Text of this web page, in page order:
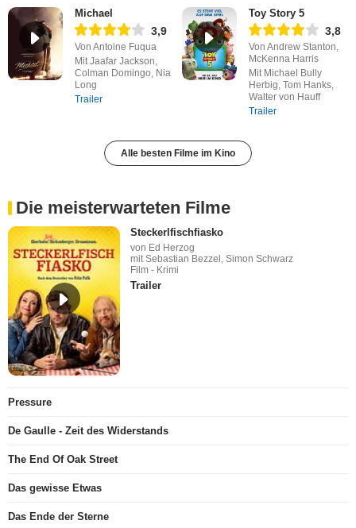
Michael
3,9
Von Antoine Fuqua
Mit Jaafar Jackson,
Colman Domingo, Nia
Long
Trailer
Toy Story 5
3,8
Von Andrew Stanton,
McKenna Harris
Mit Michael Bully
Herbig, Tom Hanks,
Walter von Hauff
Trailer
Alle besten Filme im Kino
Die meisterwarteten Filme
Steckerlfischfiasko
von Ed Herzog
mit Sebastian Bezzel, Simon Schwarz
Film - Krimi
Trailer
Pressure
De Gaulle - Zeit des Widerstands
The End Of Oak Street
Das gewisse Etwas
Das Ende der Sterne